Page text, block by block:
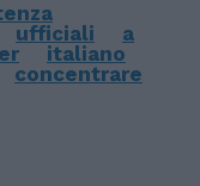
ufficiali
a
italiano
concentrare